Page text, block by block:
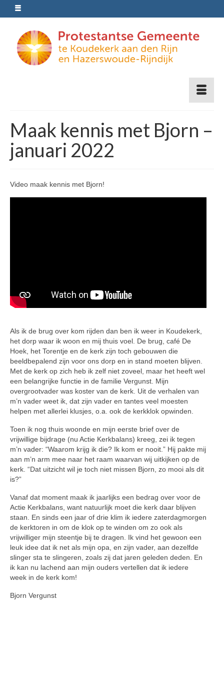
Maak kennis met Bjorn –
januari 2022
Video maak kennis met Bjorn!
Als ik de brug over kom rijden dan ben ik weer in Koudekerk,
het dorp waar ik woon en mij thuis voel. De brug, café De
Hoek, het Torentje en de kerk zijn toch gebouwen die
beeldbepalend zijn voor ons dorp en in stand moeten blijven.
Met de kerk op zich heb ik zelf niet zoveel, maar het heeft wel
een belangrijke functie in de familie Vergunst. Mijn
overgrootvader was koster van de kerk. Uit de verhalen van
m’n vader weet ik, dat zijn vader en tantes veel moesten
helpen met allerlei klusjes, o.a. ook de kerkklok opwinden.
Toen ik nog thuis woonde en mijn eerste brief over de
vrijwillige bijdrage (nu Actie Kerkbalans) kreeg, zei ik tegen
m’n vader: “Waarom krijg ik die? Ik kom er nooit.” Hij pakte mij
aan m’n arm mee naar het raam waarvan wij uitkijken op de
kerk. “Dat uitzicht wil je toch niet missen Bjorn, zo mooi als dit
is?”
Vanaf dat moment maak ik jaarlijks een bedrag over voor de
Actie Kerkbalans, want natuurlijk moet die kerk daar blijven
staan. En sinds een jaar of drie klim ik iedere zaterdagmorgen
de kerktoren in om de klok op te winden om zo ook als
vrijwilliger mijn steentje bij te dragen. Ik vind het gewoon een
leuk idee dat ik net als mijn opa, en zijn vader, aan dezelfde
slinger sta te slingeren, zoals zij dat jaren geleden deden. En
ik kan nu lachend aan mijn ouders vertellen dat ik iedere
week in de kerk kom!
Bjorn Vergunst